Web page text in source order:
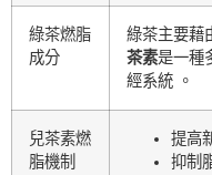
綠茶燃脂
成分
綠茶主要藉
茶素是一種
經系統 。
兒茶素燃
脂機制
提高
抑制